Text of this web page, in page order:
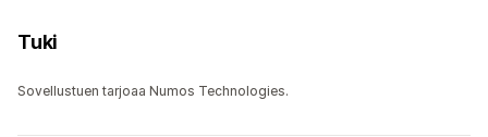
Tuki
Sovellustuen tarjoaa Numos Technologies.